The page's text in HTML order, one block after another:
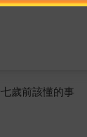
歲前該懂的事